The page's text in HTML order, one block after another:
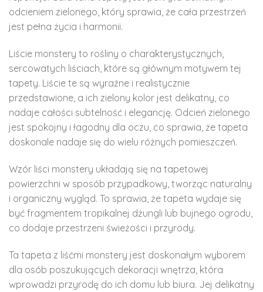
odcieniem zielonego, który sprawia, że ​​cała przestrzeń
jest pełna życia i harmonii.
Liście monstery to rośliny o charakterystycznych,
sercowatych liściach, które są głównym motywem tej
tapety. Liście te są wyraźne i realistycznie
przedstawione, a ich zielony kolor jest delikatny, co
nadaje całości subtelność i elegancję. Odcień zielonego
jest spokojny i łagodny dla oczu, co sprawia, że ​​tapeta
doskonale nadaje się do wielu różnych pomieszczeń.
Wzór liści monstery układają się na tapetowej
powierzchni w sposób przypadkowy, tworząc naturalny
i organiczny wygląd. To sprawia, że ​​tapeta wydaje się
być fragmentem tropikalnej dżungli lub bujnego ogrodu,
co dodaje przestrzeni świeżości i przyrody.
Ta tapeta z liśćmi monstery jest doskonałym wyborem
dla osób poszukujących dekoracji wnętrza, która
wprowadzi przyrodę do ich domu lub biura. Jej delikatny